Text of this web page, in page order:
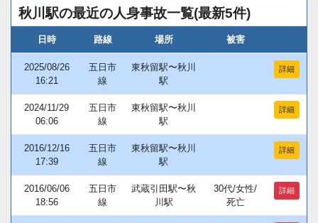
秋川駅の最近の人身事故一覧(最新5件)
日時 路線 場所 被害
2025/08/26
16:21
五日市
線
東秋留駅〜秋川
駅
詳細
2024/11/29
06:06
五日市
線
東秋留駅〜秋川
駅
詳細
2016/12/16
17:39
五日市
線
東秋留駅〜秋川
駅
詳細
2016/06/06
18:56
五日市
線
武蔵引田駅〜秋
川駅
30代/女性/
死亡
詳細